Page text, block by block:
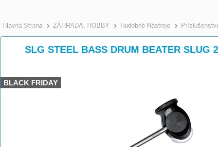
Hlavná Strana >
ZÁHRADA, HOBBY >
Hudobné Nástroje
SLG STEEL BASS DRUM BEATER SLUG
BLACK FRIDAY